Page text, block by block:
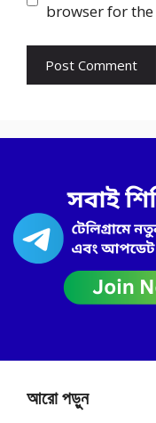
browser for
আরো পড়ুন